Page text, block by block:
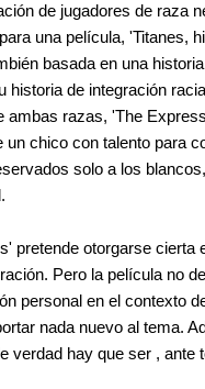
de jugadores de raza
una película, 'Titanes,
basada en una
historia de integración
ambas razas, 'The
un chico con talento para
solo a los
pretende otorgarse cierta
Pero la película no
personal en el contexto
nada nuevo al tema.
verdad hay que ser , ante